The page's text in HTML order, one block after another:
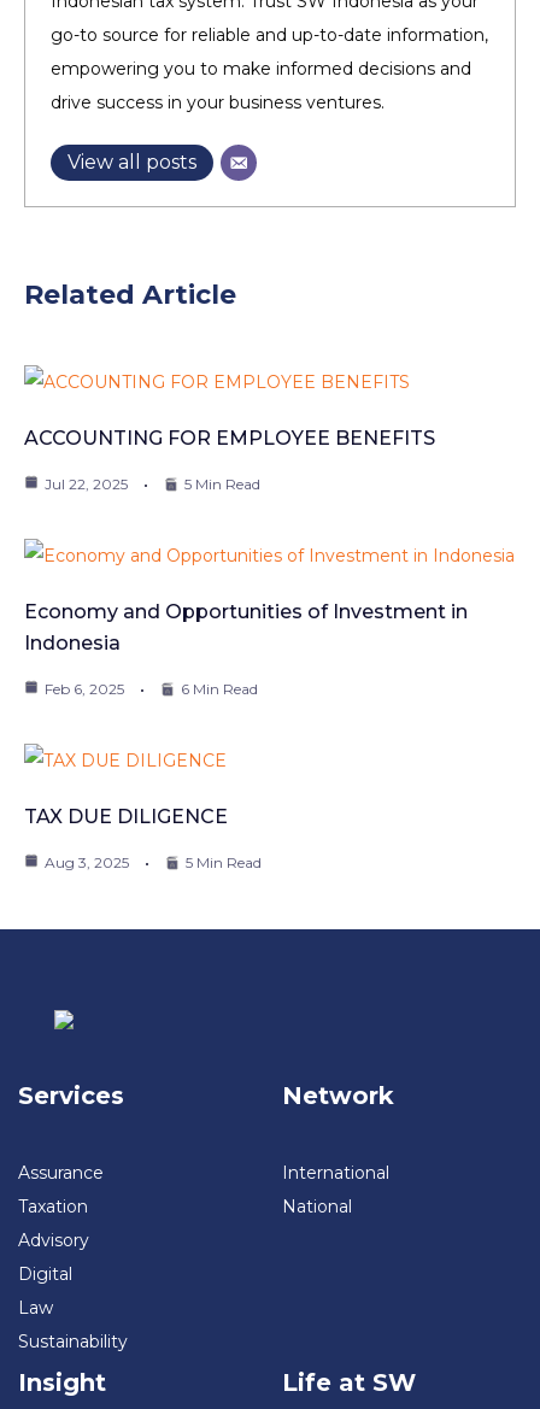
go-to source for reliable and up-to-date information,
empowering you to make informed decisions and
drive success in your business ventures.
View all posts
Related Article
ACCOUNTING FOR EMPLOYEE BENEFITS
Jul 22, 2025 5 Min Read
Economy and Opportunities of Investment in
Indonesia
Feb 6, 2025 6 Min Read
TAX DUE DILIGENCE
Aug 3, 2025 5 Min Read
Services
Assurance
Taxation
Advisory
Digital
Law
Sustainability
Network
International
National
Insight Life at SW